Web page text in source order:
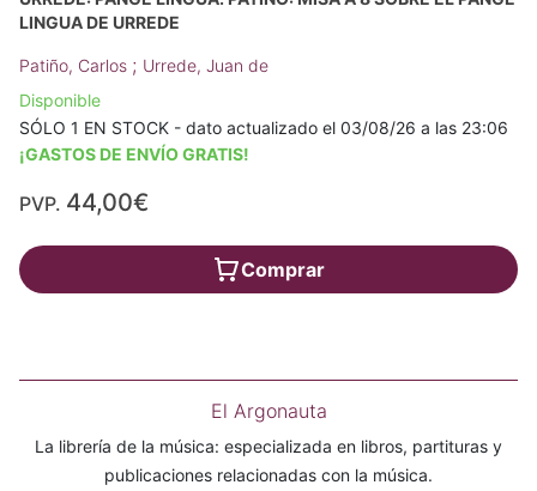
LINGUA DE URREDE
Patiño, Carlos ; Urrede, Juan de
Disponible
SÓLO 1 EN STOCK - dato actualizado el 03/08/26 a las 23:06
¡GASTOS DE ENVÍO GRATIS!
PVP. 44,00€
Comprar
El Argonauta
La librería de la música: especializada en libros, partituras y
publicaciones relacionadas con la música.